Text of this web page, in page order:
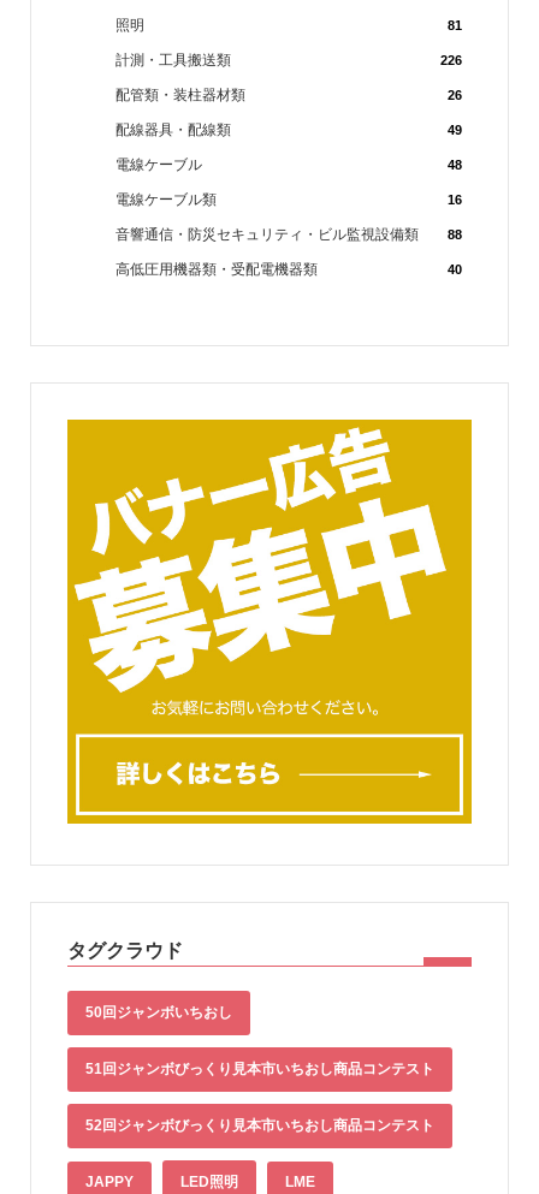
照明 81
計測・工具搬送類 226
配管類・装柱器材類 26
配線器具・配線類 49
電線ケーブル 48
電線ケーブル類 16
音響通信・防災セキュリティ・ビル監視設備類 88
高低圧用機器類・受配電機器類 40
タグクラウド
50回ジャンボいちおし
51回ジャンボびっくり見本市いちおし商品コンテスト
52回ジャンボびっくり見本市いちおし商品コンテスト
JAPPY LED照明 LME